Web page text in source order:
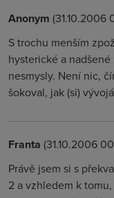
Anonym (31.10.2006
S trochu menším
hysterické a
nesmysly. Není nic,
šokoval, jak (si)
Franta (31.10.2006
Právě jsem si s
2 a vzhledem k